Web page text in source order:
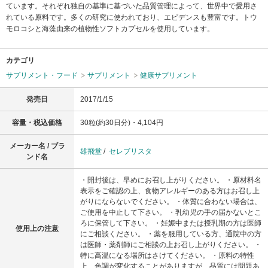
ています。それぞれ独自の基準に基づいた品質管理によって、世界中で愛用さ
れている原料です。多くの研究に使われており、エビデンスも豊富です。トウ
モロコシと海藻由来の植物性ソフトカプセルを使用しています。
カテゴリ
サプリメント・フード
サプリメント 健康サプリメント
発売日 2017/1/15
容量・税込価格 30粒(約30日分)・4,104円
メーカー名 / ブラ
ンド名
雄飛堂 / セレブリスタ
使用上の注意
・開封後は、早めにお召し上がりください。 ・原材料名
表示をご確認の上、食物アレルギーのある方はお召し上
がりにならないでください。 ・体質に合わない場合は、
ご使用を中止して下さい。 ・乳幼児の手の届かないとこ
ろに保管して下さい。 ・妊娠中または授乳期の方は医師
にご相談ください。 ・薬を服用している方、通院中の方
は医師・薬剤師にご相談の上お召し上がりください。 ・
特に高温になる場所はさけてください。 ・原料の特性
上、色調が変化することがありますが、品質には問題あ